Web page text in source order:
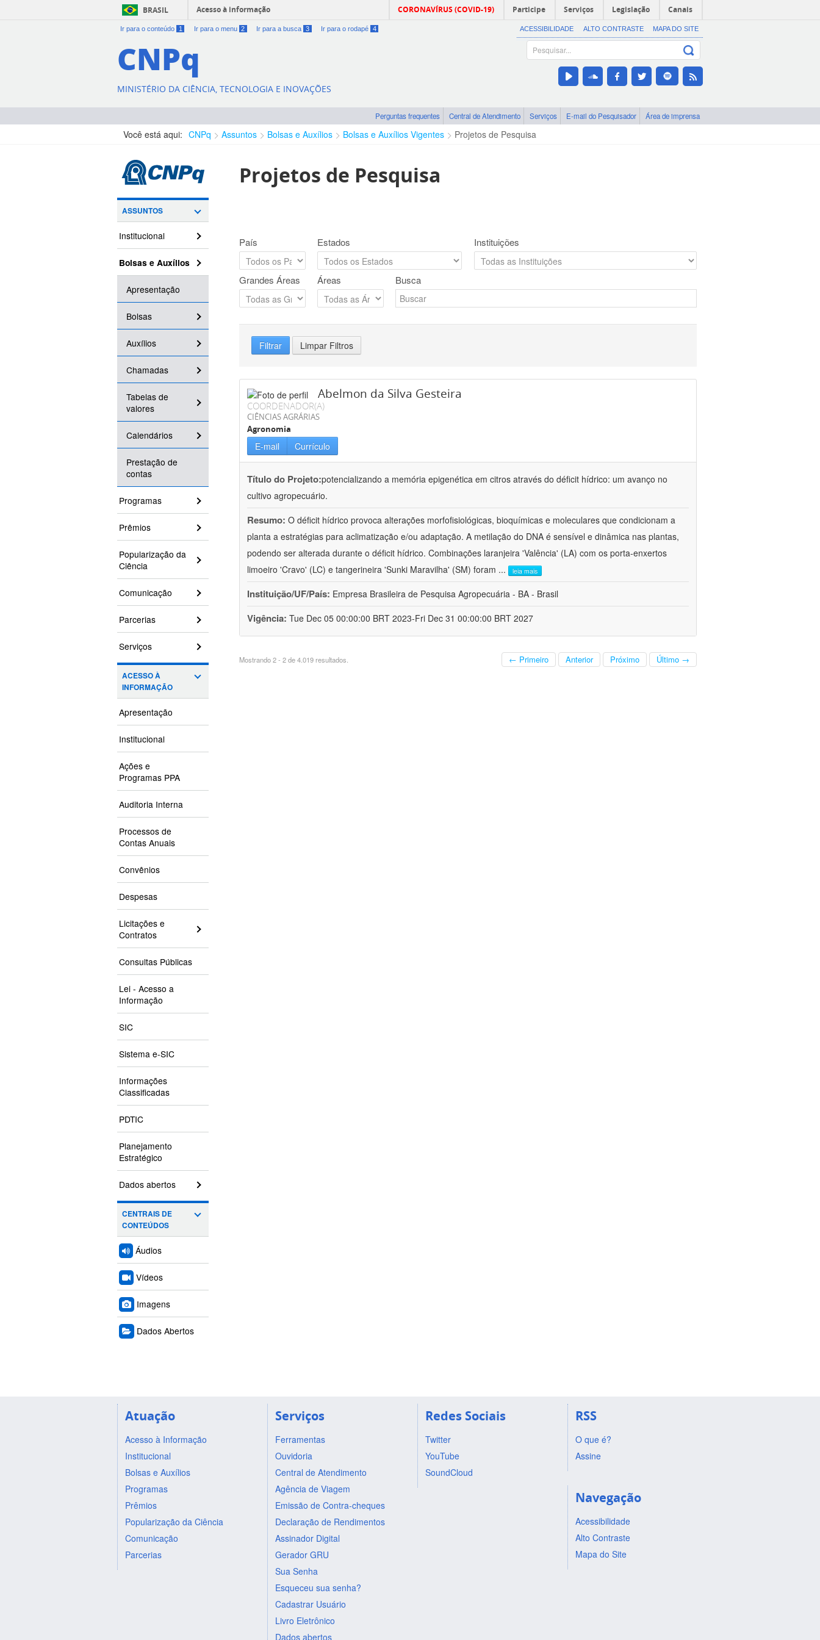
BRASIL Acesso à informação CORONAVÍRUS (COVID-19) Participe Serviços Legislação Canais
Ir para o conteúdo 1 Ir para o menu 2 Ir para a busca 3 Ir para o rodapé 4 ACESSIBILIDADE ALTO CONTRASTE MAPA DO SITE
CNPq
MINISTÉRIO DA CIÊNCIA, TECNOLOGIA E INOVAÇÕES
Perguntas frequentes Central de Atendimento Serviços E-mail do Pesquisador Área de imprensa
Você está aqui: CNPq Assuntos Bolsas e Auxílios Bolsas e Auxílios Vigentes Projetos de Pesquisa
ASSUNTOS
Institucional
Bolsas e Auxílios
Apresentação
Bolsas
Auxílios
Chamadas
Tabelas de
valores
Calendários
Prestação de
contas
Programas
Prêmios
Popularização da
Ciência
Comunicação
Parcerias
Serviços
ACESSO À
INFORMAÇÃO
Apresentação
Institucional
Ações e
Programas PPA
Auditoria Interna
Processos de
Contas Anuais
Convênios
Despesas
Licitações e
Contratos
Consultas Públicas
Lei - Acesso a
Informação
SIC
Sistema e-SIC
Informações
Classificadas
PDTIC
Planejamento
Estratégico
Dados abertos
CENTRAIS DE
CONTEÚDOS
Áudios
Vídeos
Imagens
Dados Abertos
Projetos de Pesquisa
País Estados Instituições
Grandes Áreas Áreas Busca
Filtrar Limpar Filtros
Abelmon da Silva Gesteira
COORDENADOR(A)
CIÊNCIAS AGRÁRIAS
Agronomia
E-mail Currículo
Título do Projeto:potencializando a memória epigenética em citros através do déficit hídrico: um avanço no
cultivo agropecuário.
Resumo: O déficit hídrico provoca alterações morfofisiológicas, bioquímicas e moleculares que condicionam a
planta a estratégias para aclimatização e/ou adaptação. A metilação do DNA é sensível e dinâmica nas plantas,
podendo ser alterada durante o déficit hídrico. Combinações laranjeira 'Valência' (LA) com os porta-enxertos
limoeiro 'Cravo' (LC) e tangerineira 'Sunki Maravilha' (SM) foram ... leia mais
Instituição/UF/País: Empresa Brasileira de Pesquisa Agropecuária - BA - Brasil
Vigência: Tue Dec 05 00:00:00 BRT 2023-Fri Dec 31 00:00:00 BRT 2027
Mostrando 2 - 2 de 4.019 resultados. ← Primeiro Anterior Próximo Último →
Atuação
Acesso à Informação
Institucional
Bolsas e Auxílios
Programas
Prêmios
Popularização da Ciência
Comunicação
Parcerias
Serviços
Ferramentas
Ouvidoria
Central de Atendimento
Agência de Viagem
Emissão de Contra-cheques
Declaração de Rendimentos
Assinador Digital
Gerador GRU
Sua Senha
Esqueceu sua senha?
Cadastrar Usuário
Livro Eletrônico
Dados abertos
Redes Sociais
Twitter
YouTube
SoundCloud
RSS
O que é?
Assine
Navegação
Acessibilidade
Alto Contraste
Mapa do Site